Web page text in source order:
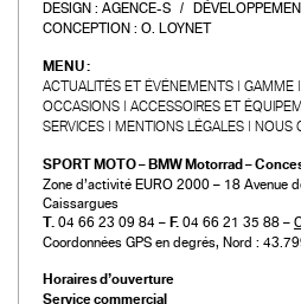
DESIGN : AGENCE-S
CONCEPTION : O. LOYNET
MENU :
ACTUALITÉS ET ÉVÉNEMENTS GAMME
OCCASIONS
ACCESSOIRES ET
SERVICES
MENTIONS LÉGALES NOUS
SPORT MOTO – BMW Motorrad –
Zone d’activité EURO 2000 – 18 Avenue
Caissargues
T. 04 66 23 09 84 – F. 04 66 21 35 88 –
Coordonnées GPS en degrés, Nord :
Horaires d’ouverture
Service commercial